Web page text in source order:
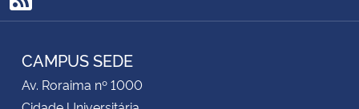
RSS
CAMPUS SEDE
Av. Roraima nº 1000